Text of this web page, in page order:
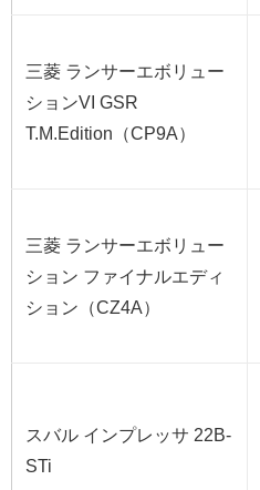
三菱 ランサーエボリュー
ションVI GSR
T.M.Edition（CP9A）
三菱 ランサーエボリュー
ション ファイナルエディ
ション（CZ4A）
スバル インプレッサ 22B-
STi